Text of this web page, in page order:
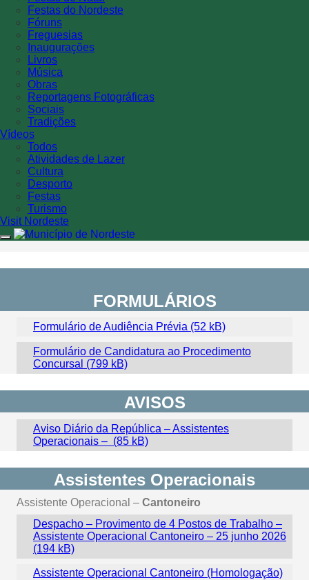
Festas do Nordeste
Fóruns
Freguesias
Inaugurações
Livros
Música
Obras
Reportagens Fotográficas
Sociais
Tradições
Vídeos
Todos
Atividades de Lazer
Cultura
Desporto
Festas
Turismo
Visit Nordeste
FORMULÁRIOS
Formulário de Audiência Prévia
Formulário de Candidatura ao Procedimento
Concursal
AVISOS
Aviso Diário da República – Assistentes
Operacionais –
Assistentes Operacionais
Assistente Operacional – Cantoneiro
Despacho – Provimento de 4 Postos de Trabalho –
Assistente Operacional Cantoneiro – 25 junho 2026
Assistente Operacional Cantoneiro (Homologação)